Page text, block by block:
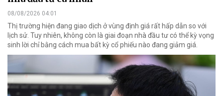
08/08/2026 04:01
Thị trường hiện đang giao dịch ở vùng định giá rất hấp dẫn so với
lịch sử. Tuy nhiên, không còn là giai đoạn nhà đầu tư có thể kỳ vọng
sinh lời chỉ bằng cách mua bất kỳ cổ phiếu nào đang giảm giá.